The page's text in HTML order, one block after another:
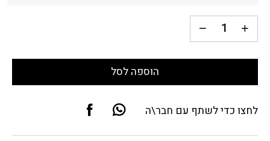
הוספה לסל
לחצו כדי לשתף עם חבר\ה